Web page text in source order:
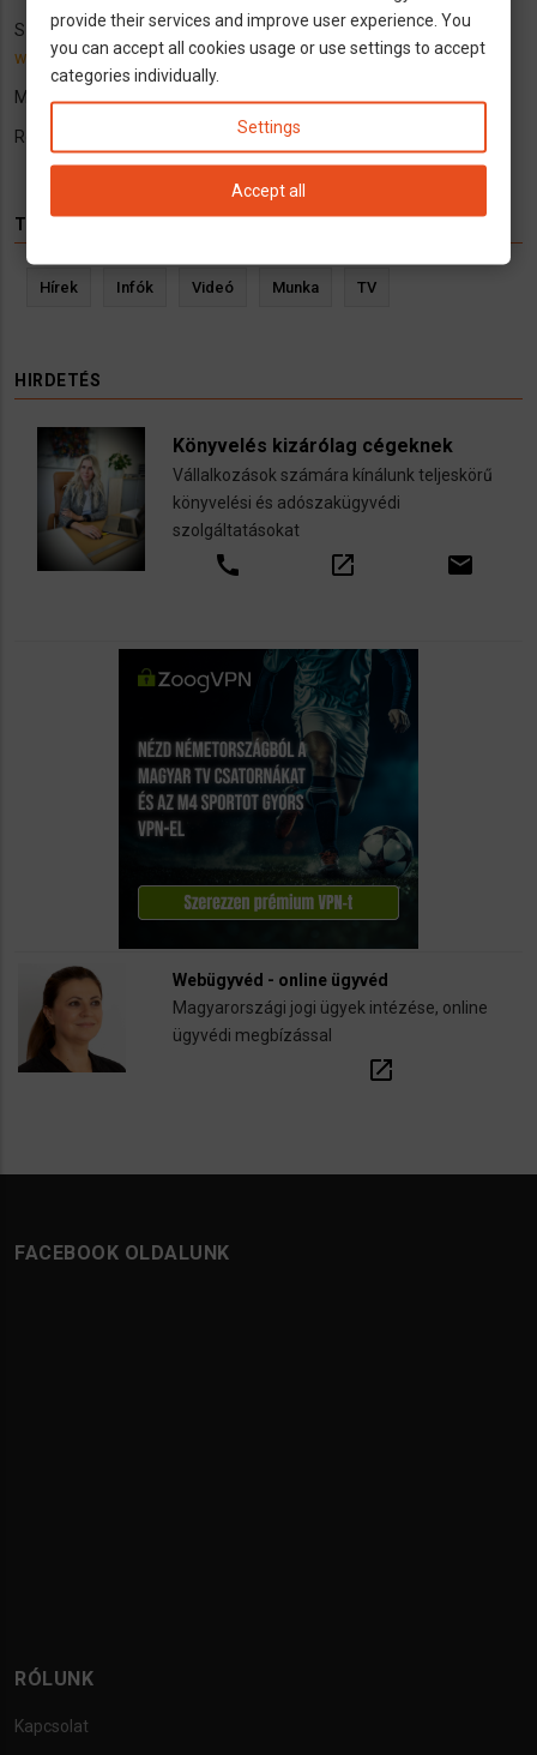
Sziasztok, hetente induló járatainkról érdeklődjetek a
www.telekocsinemetorszagba.huoldalon.
Minden kérdésre szívesen válaszolunk, visszahívást is kérhetsz.
Roller Trans Kft.
TÉMÁK
Hírek Infók Videó Munka TV
HIRDETÉS
Könyvelés kizárólag cégeknek
Vállalkozások számára kínálunk teljeskörű
könyvelési és adószakügyvédi
szolgáltatásokat
call open_in_new email
Webügyvéd - online ügyvéd
Magyarországi jogi ügyek intézése, online
ügyvédi megbízással
open_in_new
FACEBOOK OLDALUNK
RÓLUNK
Kapcsolat
provide their services and improve user experience. You
you can accept all cookies usage or use settings to accept
categories individually.
Settings
Accept all